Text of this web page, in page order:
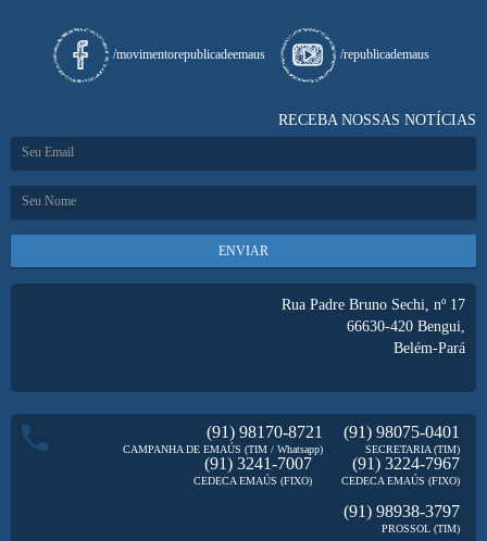
/movimentorepublicadeemaus /republicademaus
RECEBA NOSSAS NOTÍCIAS
ENVIAR
Rua Padre Bruno Sechi, nº 17
66630-420 Bengui,
Belém-Pará
(91) 98170-8721
CAMPANHA DE EMAÚS (TIM / Whatsapp)
(91) 98075-0401
SECRETARIA (TIM)
(91) 3241-7007
CEDECA EMAÚS (FIXO)
(91) 3224-7967
CEDECA EMAÚS (FIXO)
(91) 98938-3797
PROSSOL (TIM)